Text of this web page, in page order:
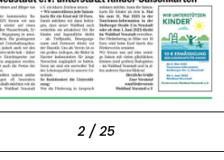
2 / 25